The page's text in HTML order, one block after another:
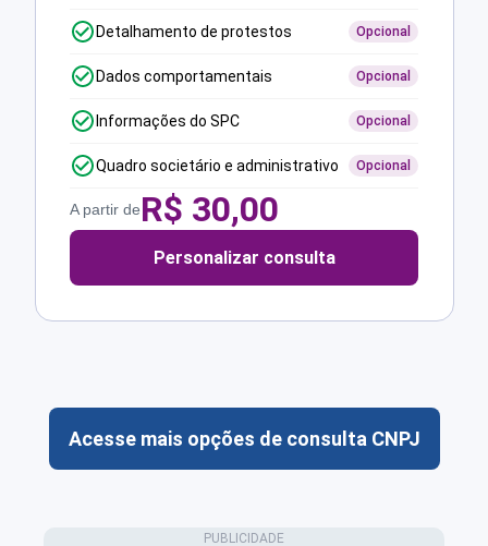
Detalhamento de protestos Opcional
Dados comportamentais Opcional
Informações do SPC Opcional
Quadro societário e administrativo Opcional
A partir deR$ 30,00
Personalizar consulta
Acesse mais opções de consulta CNPJ